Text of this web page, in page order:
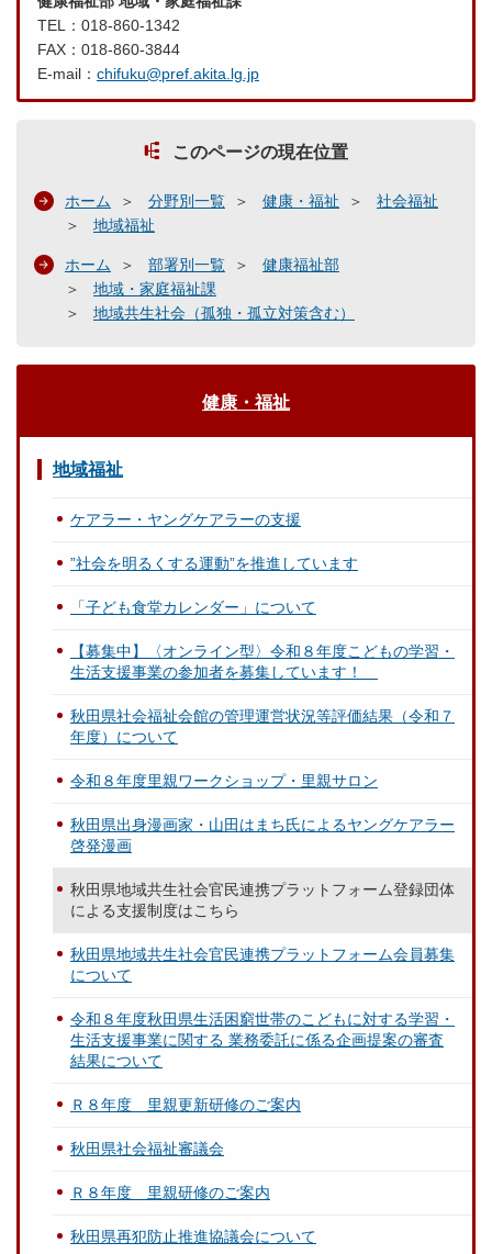
TEL：018-860-1342
FAX：018-860-3844
E-mail： chifuku@pref.akita.lg.jp
このページの現在位置
ホーム 分野別一覧 健康・福祉
社会福祉
地域福祉
ホーム 部署別一覧
健康福祉部
地域・家庭福祉課
地域共生社会（孤独・孤立対策含む）
健康・福祉
地域福祉
ケアラー・ヤングケアラーの支援
”社会を明るくする運動”を推進しています
「子ども食堂カレンダー」について
【募集中】〈オンライン型〉令和８年度こどもの学習・
生活支援事業の参加者を募集しています！
秋田県社会福祉会館の管理運営状況等評価結果（令和７
年度）について
令和８年度里親ワークショップ・里親サロン
秋田県出身漫画家・山田はまち氏によるヤングケアラー
啓発漫画
秋田県地域共生社会官民連携プラットフォーム登録団体
による支援制度はこちら
秋田県地域共生社会官民連携プラットフォーム会員募集
について
令和８年度秋田県生活困窮世帯のこどもに対する学習・
生活支援事業に関する 業務委託に係る企画提案の審査
結果について
Ｒ８年度 里親更新研修のご案内
秋田県社会福祉審議会
Ｒ８年度 里親研修のご案内
秋田県再犯防止推進協議会について